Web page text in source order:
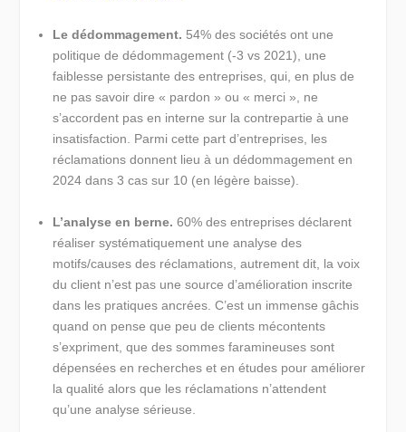
Le dédommagement. 54% des sociétés ont une
politique de dédommagement (-3 vs 2021), une
faiblesse persistante des entreprises, qui, en plus de
ne pas savoir dire « pardon » ou « merci », ne
s’accordent pas en interne sur la contrepartie à une
insatisfaction. Parmi cette part d’entreprises, les
réclamations donnent lieu à un dédommagement en
2024 dans 3 cas sur 10 (en légère baisse).
L’analyse en berne. 60% des entreprises déclarent
réaliser systématiquement une analyse des
motifs/causes des réclamations, autrement dit, la voix
du client n’est pas une source d’amélioration inscrite
dans les pratiques ancrées. C’est un immense gâchis
quand on pense que peu de clients mécontents
s’expriment, que des sommes faramineuses sont
dépensées en recherches et en études pour améliorer
la qualité alors que les réclamations n’attendent
qu’une analyse sérieuse.